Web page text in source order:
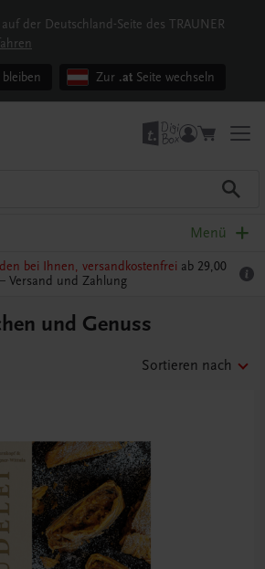
der Deutschland-Seite des TRAUNER
bleiben Zur .at Seite wechseln
Menü
bei Ihnen, versandkostenfrei ab 29,00
Versand und Zahlung
und Genuss
Sortieren nach